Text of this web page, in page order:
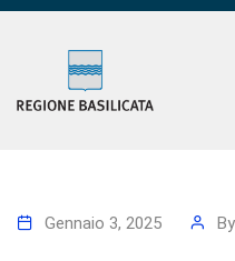
Gennaio 3, 2025 By